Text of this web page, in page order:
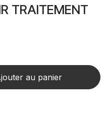
TRAITEMENT
au panier